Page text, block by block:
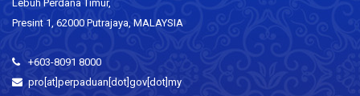
Lebuh Perdana Timur,
Presint 1, 62000 Putrajaya, MALAYSIA
+603-8091 8000
pro[at]perpaduan[dot]gov[dot]my